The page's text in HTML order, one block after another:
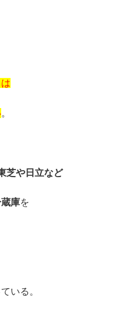
。
芝や日立など
庫を
いる。